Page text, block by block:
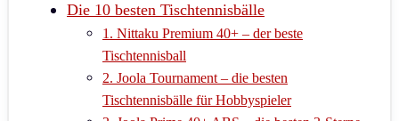
Die 10 besten Tischtennisbälle
1. Nittaku Premium 40+ – der beste
Tischtennisball
2. Joola Tournament – die besten
Tischtennisbälle für Hobbyspieler